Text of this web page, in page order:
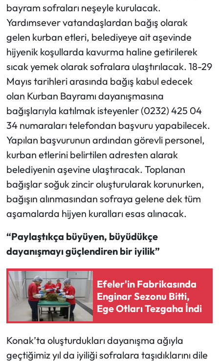
bayram sofraları neşeyle kurulacak.
Yardımsever vatandaşlardan bağış olarak
gelen kurban etleri, belediyeye ait aşevinde
hijyenik koşullarda kavurma haline getirilerek
sıcak yemek olarak sofralara ulaştırılacak. 18-29
Mayıs tarihleri arasında bağış kabul edecek
olan Kurban Bayramı dayanışmasına
bağışlarıyla katılmak isteyenler (0232) 425 04
34 numaraları telefondan başvuru yapabilecek.
Yapılan başvurunun ardından görevli personel,
kurban etlerini belirtilen adresten alarak
belediyenin aşevine ulaştıracak. Toplanan
bağışlar soğuk zincir oluşturularak korunurken,
bağışın alınmasından sofraya gelene dek tüm
aşamalarda hijyen kuralları esas alınacak.
“Paylaştıkça büyüyen, büyüdükçe
dayanışmayı güçlendiren bir iyilik”
Efeler'in Fabrikasında
Enginar Sezonu Bitti,
Ege Otları Tezgaha İndi
Konak’ta oluşturdukları dayanışma ağıyla
geçtiğimiz yıl da iyiliği sofralara taşıdıklarını dile